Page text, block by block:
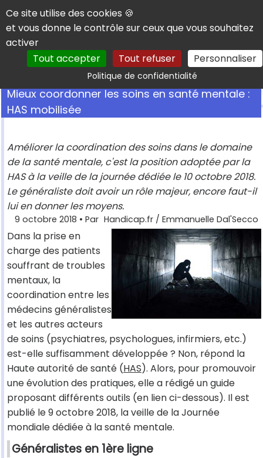
Panneau de gestion des cookies
Ce site utilise des cookies 🍪
et vous donne le contrôle sur ceux que vous souhaitez
activer
Tout accepter
Tout refuser Personnaliser
Politique de confidentialitéRechercher
Mieux coordonner les soins en santé mentale :
HAS mobilisée
Améliorer la coordination des soins dans le domaine
de la santé mentale, c'est la position adoptée par la
HAS à la veille de la journée dédiée le 10 octobre 2018.
Le généraliste doit avoir un rôle majeur, encore faut-il
lui en donner les moyens.
9 octobre 2018 • Par Handicap.fr / Emmanuelle Dal'Secco
Dans la prise en
charge des patients
souffrant de troubles
mentaux, la
coordination entre les
médecins généralistes
et les autres acteurs
de soins (psychiatres, psychologues, infirmiers, etc.)
est-elle suffisamment développée ? Non, répond la
Haute autorité de santé (HAS). Alors, pour promouvoir
une évolution des pratiques, elle a rédigé un guide
proposant différents outils (en lien ci-dessous). Il est
publié le 9 octobre 2018, la veille de la Journée
mondiale dédiée à la santé mentale.
Généralistes en 1ère ligne